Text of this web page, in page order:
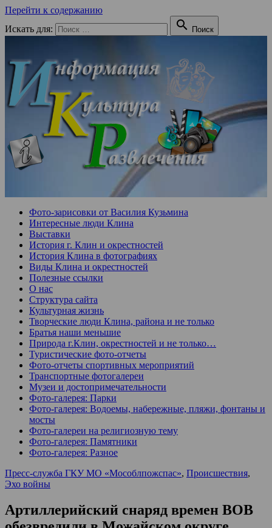
Перейти к содержанию
Искать для:
 Поиск
Фото-зарисовки от Василия Кузьмина
Интересные люди Клина
Выставки
История г. Клин и окрестностей
История Клина в фотографиях
Виды Клина и окрестностей
Полезные ссылки
О нас
Структура сайта
Культурная жизнь
Творческие люди Клина, района и не только
Братья наши меньшие
Природа г.Клин, окрестностей и не только…
Туристические фото-отчеты
Фото-отчеты спортивных мероприятий
Транспортные фотогалереи
Музеи и достопримечательности
Фото-галерея: Парки
Фото-галерея: Водоемы, набережные, пляжи, фонтаны и
мосты
Фото-галереи на религиозную тему
Фото-галерея: Памятники
Фото-галерея: Разное
Пресс-служба ГКУ МО «Мособлпожспас», Происшествия,
Эхо войны
Артиллерийский снаряд времен ВОВ